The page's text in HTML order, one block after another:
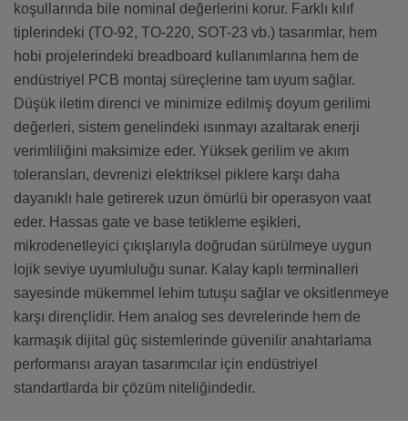
koşullarında bile nominal değerlerini korur. Farklı kılıf
tiplerindeki (TO-92, TO-220, SOT-23 vb.) tasarımlar, hem
hobi projelerindeki breadboard kullanımlarına hem de
endüstriyel PCB montaj süreçlerine tam uyum sağlar.
Düşük iletim direnci ve minimize edilmiş doyum gerilimi
değerleri, sistem genelindeki ısınmayı azaltarak enerji
verimliliğini maksimize eder. Yüksek gerilim ve akım
toleransları, devrenizi elektriksel piklere karşı daha
dayanıklı hale getirerek uzun ömürlü bir operasyon vaat
eder. Hassas gate ve base tetikleme eşikleri,
mikrodenetleyici çıkışlarıyla doğrudan sürülmeye uygun
lojik seviye uyumluluğu sunar. Kalay kaplı terminalleri
sayesinde mükemmel lehim tutuşu sağlar ve oksitlenmeye
karşı dirençlidir. Hem analog ses devrelerinde hem de
karmaşık dijital güç sistemlerinde güvenilir anahtarlama
performansı arayan tasarımcılar için endüstriyel
standartlarda bir çözüm niteliğindedir.